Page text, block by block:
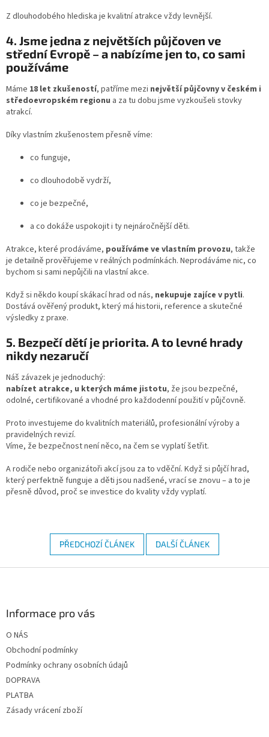
Z dlouhodobého hlediska je kvalitní atrakce vždy levnější.
4. Jsme jedna z největších půjčoven ve
střední Evropě – a nabízíme jen to, co sami
používáme
Máme 18 let zkušeností, patříme mezi největší půjčovny v českém i
středoevropském regionu a za tu dobu jsme vyzkoušeli stovky
atrakcí.
Díky vlastním zkušenostem přesně víme:
co funguje,
co dlouhodobě vydrží,
co je bezpečné,
a co dokáže uspokojit i ty nejnáročnější děti.
Atrakce, které prodáváme, používáme ve vlastním provozu, takže
je detailně prověřujeme v reálných podmínkách. Neprodáváme nic, co
bychom si sami nepůjčili na vlastní akce.
Když si někdo koupí skákací hrad od nás, nekupuje zajíce v pytli.
Dostává ověřený produkt, který má historii, reference a skutečné
výsledky z praxe.
5. Bezpečí dětí je priorita. A to levné hrady
nikdy nezaručí
Náš závazek je jednoduchý:
nabízet atrakce, u kterých máme jistotu, že jsou bezpečné,
odolné, certifikované a vhodné pro každodenní použití v půjčovně.
Proto investujeme do kvalitních materiálů, profesionální výroby a
pravidelných revizí.
Víme, že bezpečnost není něco, na čem se vyplatí šetřit.
A rodiče nebo organizátoři akcí jsou za to vděční. Když si půjčí hrad,
který perfektně funguje a děti jsou nadšené, vrací se znovu – a to je
přesně důvod, proč se investice do kvality vždy vyplatí.
PŘEDCHOZÍ ČLÁNEK DALŠÍ ČLÁNEK
Informace pro vás
O NÁS
Obchodní podmínky
Podmínky ochrany osobních údajů
DOPRAVA
PLATBA
Zásady vrácení zboží